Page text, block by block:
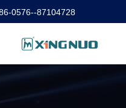
0576--87104728